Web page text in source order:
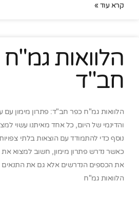
קרא עוד »
הלוואות
חב"ד
הלוואות גמ"ח כפר חב"ד: פתרון מימון עם
והדינמי של היום, כל אחד מאיתנו עשוי
נוסף כדי להתמודד עם הוצאות בלתי
כאשר נדרש פתרון מימון, חשוב למצוא
את הכספים הנדרשים אלא גם את התנאים
הלוואות גמ"ח